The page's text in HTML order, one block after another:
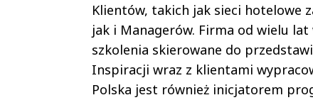
Klientów, takich jak sieci hotelowe
jak i Managerów. Firma od wielu
szkolenia skierowane do
Inspiracji wraz z klientami
Polska jest również inicjatorem